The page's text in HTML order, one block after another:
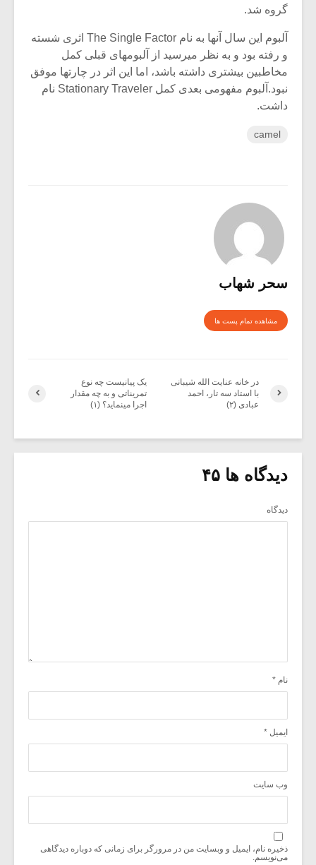
گروه شد.
آلبوم این سال آنها به نام The Single Factor اثری شسته
و رفته بود و به نظر میرسید از آلبومهای قبلی کمل
مخاطبین بیشتری داشته باشد، اما این اثر در چارتها موفق
نبود.آلبوم مفهومی بعدی کمل Stationary Traveler نام
داشت.
camel
سحر شهاب
مشاهده تمام پست ها
یک پیانیست چه نوع
تمریناتی و به چه مقدار
اجرا مینماید؟ (۱)
در خانه عنایت الله شیبانی
با استاد سه تار، احمد
عبادی (۲)
دیدگاه ها ۴۵
دیدگاه
نام *
ایمیل *
وب‌ سایت
ذخیره نام، ایمیل و وبسایت من در مرورگر برای زمانی که دوباره دیدگاهی
می‌نویسم.